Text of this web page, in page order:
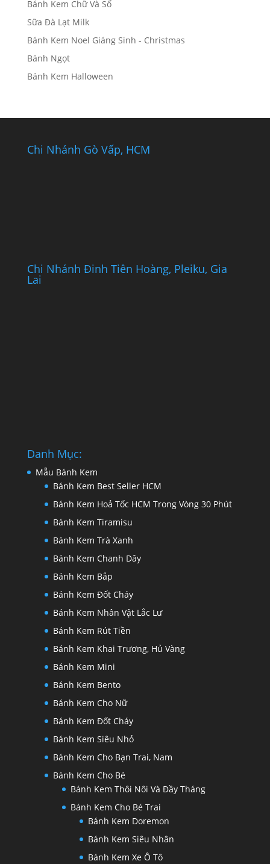
Bánh Kem Chữ Và Số
Sữa Đà Lạt Milk
Bánh Kem Noel Giáng Sinh - Christmas
Bánh Ngọt
Bánh Kem Halloween
Chi Nhánh Gò Vấp, HCM
Chi Nhánh Đinh Tiên Hoàng, Pleiku, Gia
Lai
Danh Mục:
Mẫu Bánh Kem
Bánh Kem Best Seller HCM
Bánh Kem Hoả Tốc HCM Trong Vòng 30 Phút
Bánh Kem Tiramisu
Bánh Kem Trà Xanh
Bánh Kem Chanh Dây
Bánh Kem Bắp
Bánh Kem Đốt Cháy
Bánh Kem Nhân Vật Lắc Lư
Bánh Kem Rút Tiền
Bánh Kem Khai Trương, Hủ Vàng
Bánh Kem Mini
Bánh Kem Bento
Bánh Kem Cho Nữ
Bánh Kem Đốt Cháy
Bánh Kem Siêu Nhỏ
Bánh Kem Cho Bạn Trai, Nam
Bánh Kem Cho Bé
Bánh Kem Thôi Nôi Và Đầy Tháng
Bánh Kem Cho Bé Trai
Bánh Kem Doremon
Bánh Kem Siêu Nhân
Bánh Kem Xe Ô Tô